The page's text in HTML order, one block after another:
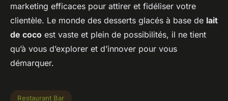
marketing efficaces pour attirer et fidéliser votre
clientèle. Le monde des desserts glacés à base de lait
de coco est vaste et plein de possibilités, il ne tient
qu’à vous d’explorer et d’innover pour vous
démarquer.
Restaurant Bar